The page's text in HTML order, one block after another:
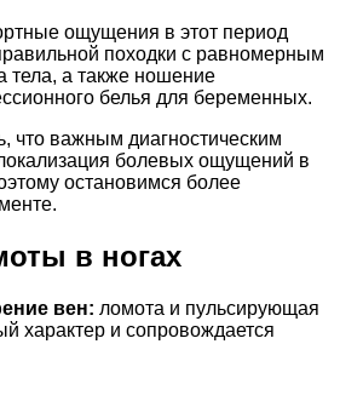
ощущения в этот период
походки с равномерным
тела, а также ношение
белья для беременных.
что важным диагностическим
болевых ощущений в
остановимся более
в ногах
вен: ломота и пульсирующая
характер и сопровождается